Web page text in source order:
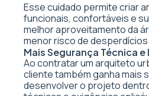
Esse cuidado permite criar
funcionais, confortáveis e
melhor aproveitamento da
menor risco de
Mais Segurança Técnica e
Ao contratar um arquiteto
cliente também ganha mais
desenvolver o projeto